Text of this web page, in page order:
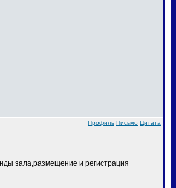
Профиль Письмо Цитата
зала,размещение и регистрация